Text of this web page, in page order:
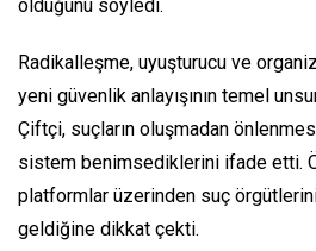
olduğunu söyledi.
Radikalleşme, uyuşturucu ve
yeni güvenlik anlayışının temel
Çiftçi, suçların oluşmadan
sistem benimsediklerini ifade etti.
platformlar üzerinden suç
geldiğine dikkat çekti.